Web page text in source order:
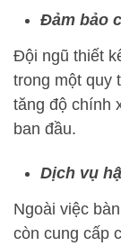
Đảm bảo
Đội ngũ thiết
trong một quy
tăng độ chính
ban đầu.
Dịch vụ
Ngoài việc
còn cung cấp